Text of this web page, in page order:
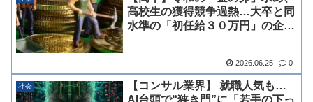
高校生の獲得競争過熱…大卒と同
水準の「初任給３０万円」の企業
2026.06.25 0
社会
【コンサル業界】 就職人気も…
AI台頭で“狭き門”に「若手の下っ